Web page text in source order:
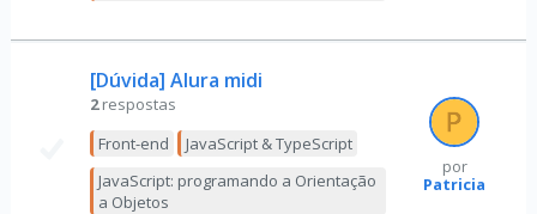
[Dúvida] Alura midi
2 respostas
Front-end
JavaScript & TypeScript
JavaScript: programando a Orientação
a Objetos
por
Patricia